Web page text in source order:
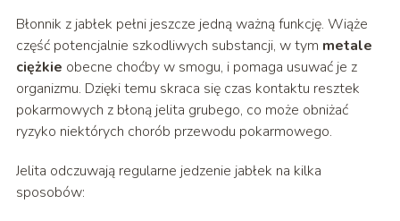
Błonnik z jabłek pełni jeszcze jedną ważną funkcję. Wiąże
część potencjalnie szkodliwych substancji, w tym metale
ciężkie obecne choćby w smogu, i pomaga usuwać je z
organizmu. Dzięki temu skraca się czas kontaktu resztek
pokarmowych z błoną jelita grubego, co może obniżać
ryzyko niektórych chorób przewodu pokarmowego.
Jelita odczuwają regularne jedzenie jabłek na kilka
sposobów: